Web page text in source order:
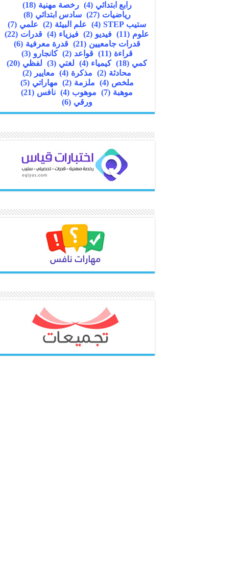
رابع ابتدائي (4) رخصة مهنية (18)
رياضيات (27) سادس ابتدائي (8)
ستيب STEP
(4) علم البيئة (2) علمي (7)
علوم (11) فيديو (2) فيزياء (4) قدرات (22)
قدرات جامعيين (21) قدرة معرفية (6)
قراءة (11) قواعد (2) كانجارو (3)
كمي (18) كيمياء (4) لغتي (3) لفظي (20)
محادثة (2) مذكرة (4) معايير (2)
ملخص (4) ملزمة (2) مهاراتي (5)
موهبة (7) موهوب (4) نافس (21)
ورقي (6)